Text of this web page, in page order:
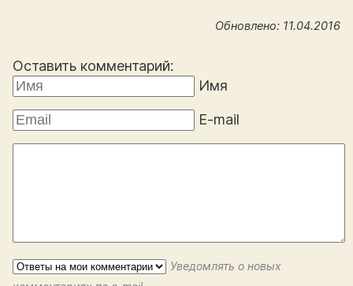
Обновлено: 11.04.2016
Оставить комментарий:
Имя
E-mail
Уведомлять о новых